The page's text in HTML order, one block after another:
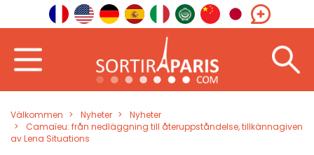
Välkommen Nyheter
Nyheter
Camaïeu: från nedläggning till återuppståndelse, tillkännagiven
av Lena Situations